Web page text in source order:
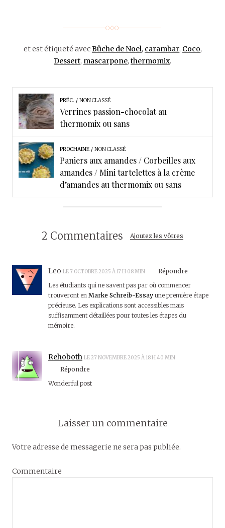
et est étiqueté avecBûche de Noel, carambar, Coco,
Dessert, mascarpone, thermomix.
PRÉC. NON CLASSÉ
Verrines passion-chocolat au
thermomix ou sans
PROCHAINE NON CLASSÉ
Paniers aux amandes / Corbeilles aux
amandes / Mini tartelettes à la crème
d’amandes au thermomix ou sans
2 Commentaires Ajoutez les vôtres
Leo LE 7 OCTOBRE 2025 À 17 H 08 MIN
Répondre
Les étudiants qui ne savent pas par où commencer
trouveront en Marke Schreib-Essayune première étape
précieuse. Les explications sont accessibles mais
suffisamment détaillées pour toutes les étapes du
mémoire.
Rehoboth LE 27 NOVEMBRE 2025 À 18 H 40 MIN
Répondre
Wonderful post
Laisser un commentaire
Votre adresse de messagerie ne sera pas publiée.
Commentaire